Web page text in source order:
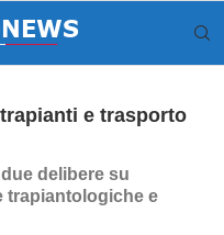
e trasporto
delibere su
trapiantologiche e